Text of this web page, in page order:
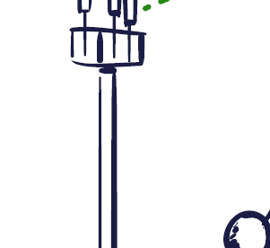
Интернет в коттедж
Интернет в загородный дом
Интернет в СНТ
Интернет в офисе
Интернет для юр.лиц